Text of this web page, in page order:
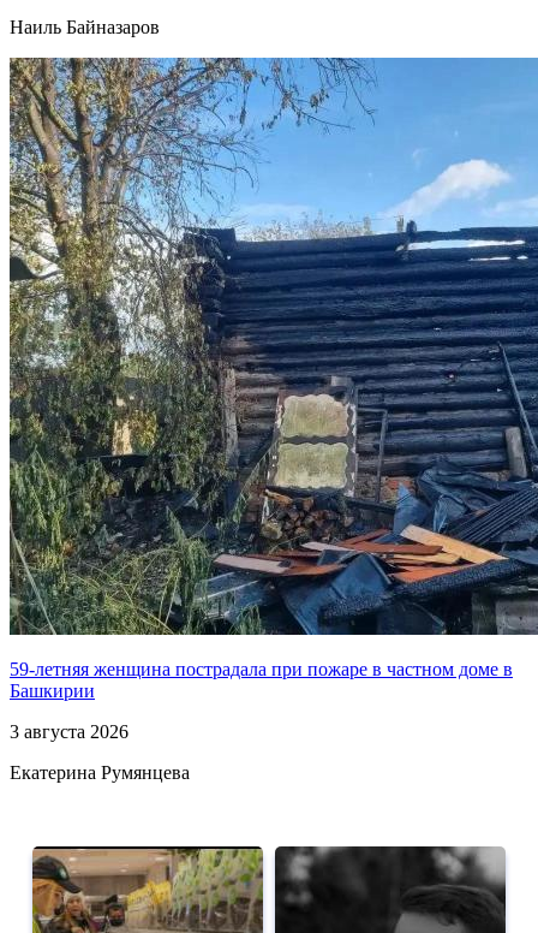
Наиль Байназаров
59-летняя женщина пострадала при пожаре в частном доме в
Башкирии
3 августа 2026
Екатерина Румянцева